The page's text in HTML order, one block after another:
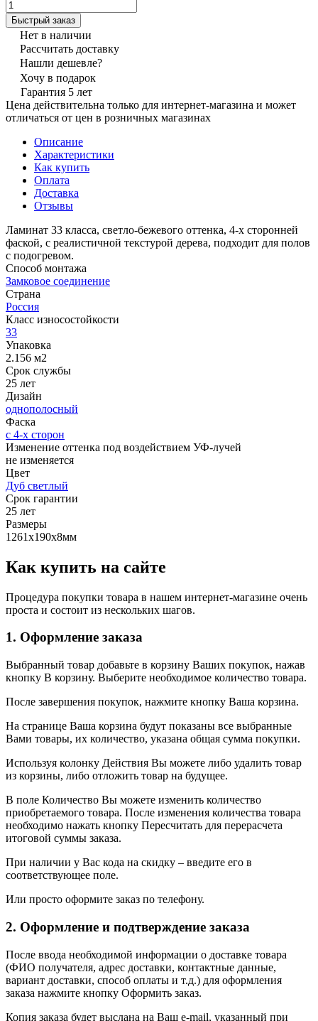
Быстрый заказ
Нет в наличии
Рассчитать доставку
Нашли дешевле?
Хочу в подарок
Гарантия 5 лет
Цена действительна только для интернет-магазина и может
отличаться от цен в розничных магазинах
Описание
Характеристики
Как купить
Оплата
Доставка
Отзывы
Ламинат 33 класса, светло-бежевого оттенка, 4-х сторонней
фаской, с реалистичной текстурой дерева, подходит для полов
с подогревом.
Способ монтажа
Замковое соединение
Страна
Россия
Класс износостойкости
33
Упаковка
2.156 м2
Срок службы
25 лет
Дизайн
однополосный
Фаска
с 4-х сторон
Изменение оттенка под воздействием УФ-лучей
не изменяется
Цвет
Дуб светлый
Срок гарантии
25 лет
Размеры
1261х190х8мм
Как купить на сайте
Процедура покупки товара в нашем интернет-магазине очень
проста и состоит из нескольких шагов.
1. Оформление заказа
Выбранный товар добавьте в корзину Ваших покупок, нажав
кнопку В корзину. Выберите необходимое количество товара.
После завершения покупок, нажмите кнопку Ваша корзина.
На странице Ваша корзина будут показаны все выбранные
Вами товары, их количество, указана общая сумма покупки.
Используя колонку Действия Вы можете либо удалить товар
из корзины, либо отложить товар на будущее.
В поле Количество Вы можете изменить количество
приобретаемого товара. После изменения количества товара
необходимо нажать кнопку Пересчитать для перерасчета
итоговой суммы заказа.
При наличии у Вас кода на скидку – введите его в
соответствующее поле.
Или просто оформите заказ по телефону.
2. Оформление и подтверждение заказа
После ввода необходимой информации о доставке товара
(ФИО получателя, адрес доставки, контактные данные,
вариант доставки, способ оплаты и т.д.) для оформления
заказа нажмите кнопку Оформить заказ.
Копия заказа будет выслана на Ваш e-mail, указанный при